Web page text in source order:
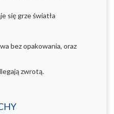
się grze światła
bez opakowania, oraz
zwrotą.